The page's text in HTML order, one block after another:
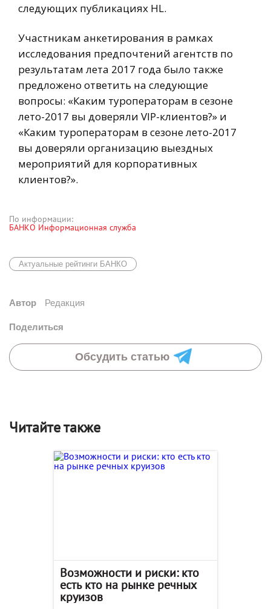
следующих публикациях HL.
Участникам анкетирования в рамках
исследования предпочтений агентств по
результатам лета 2017 года было также
предложено ответить на следующие
вопросы: «Каким туроператорам в сезоне
лето-2017 вы доверяли VIP-клиентов?» и
«Каким туроператорам в сезоне лето-2017
вы доверяли организацию выездных
мероприятий для корпоративных
клиентов?».
По информации:
БАНКО Информационная служба
Актуальные рейтинги БАНКО
Автор Редакция
Поделиться
Обсудить статью
Читайте также
Возможности и риски: кто
есть кто на рынке речных
круизов